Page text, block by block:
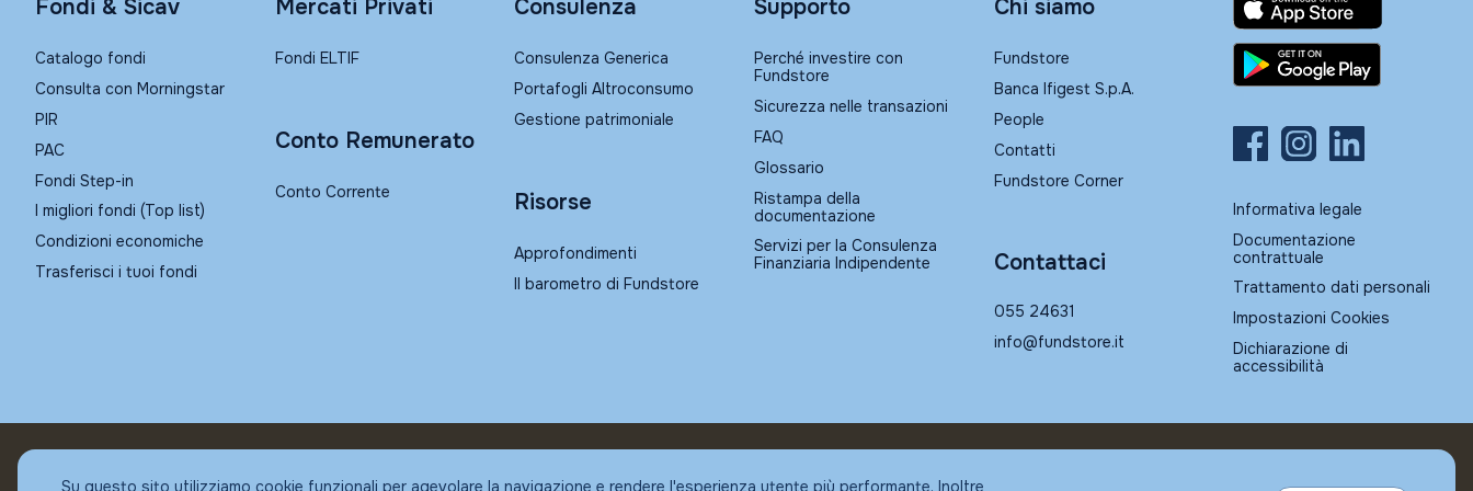
Fondi & Sicav
Catalogo fondi
Consulta con Morningstar
PIR
PAC
Fondi Step-in
I migliori fondi (Top list)
Condizioni economiche
Trasferisci i tuoi fondi
Mercati Privati
Fondi ELTIF
Conto Remunerato
Conto Corrente
Consulenza
Consulenza Generica
Portafogli Altroconsumo
Gestione patrimoniale
Risorse
Approfondimenti
Il barometro di Fundstore
Supporto
Perché investire con
Fundstore
Sicurezza nelle transazioni
FAQ
Glossario
Ristampa della
documentazione
Servizi per la Consulenza
Finanziaria Indipendente
Chi siamo
Fundstore
Banca Ifigest S.p.A.
People
Contatti
Fundstore Corner
Contattaci
055 24631
info@fundstore.it
Informativa legale
Documentazione
contrattuale
Trattamento dati personali
Impostazioni Cookies
Dichiarazione di
accessibilità
Su questo sito utilizziamo cookie funzionali per agevolare la navigazione e rendere l'esperienza utente più performante. Inoltre